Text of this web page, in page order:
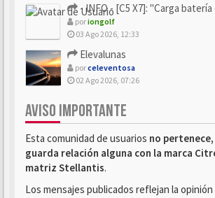
- INFO - [C5 X7]: "Carga batería o
poriongolf
03 Ago 2026, 12:33
Elevalunas
porceleventosa
02 Ago 2026, 07:26
AVISO IMPORTANTE
Esta comunidad de usuarios no
guarda relación alguna con la marca
matriz Stellantis.
Los mensajes publicados reflejan la